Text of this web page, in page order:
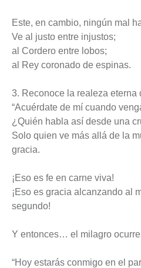
Este, en cambio, ningún mal
Ve al justo entre injustos;
al Cordero entre lobos;
al Rey coronado de espinas.
3. Reconoce la realeza eterna
“Acuérdate de mí cuando
¿Quién habla así desde una
Solo quien ve más allá de la
gracia.
¡Eso es fe en carne viva!
¡Eso es gracia alcanzando al
segundo!
Y entonces… el milagro
“Hoy estarás conmigo en el